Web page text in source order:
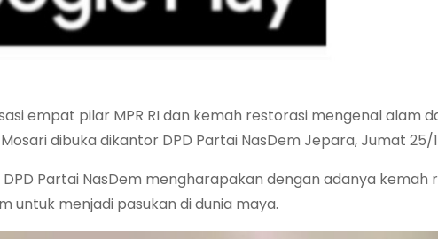
empat pilar MPR RI dan kemah restorasi mengenal alam
dibuka dikantor DPD Partai NasDem Jepara, Jumat 25/
Partai NasDem mengharapakan dengan adanya kemah
untuk menjadi pasukan di dunia maya.